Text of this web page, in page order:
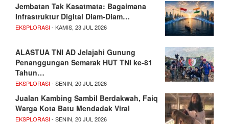
Jembatan Tak Kasatmata: Bagaimana
Infrastruktur Digital Diam-Diam…
EKSPLORASI- KAMIS, 23 JUL 2026
ALASTUA TNI AD Jelajahi Gunung
Penanggungan Semarak HUT TNI ke-81
Tahun…
EKSPLORASI- SENIN, 20 JUL 2026
Jualan Kambing Sambil Berdakwah, Faiq
Warga Kota Batu Mendadak Viral
EKSPLORASI- SENIN, 20 JUL 2026